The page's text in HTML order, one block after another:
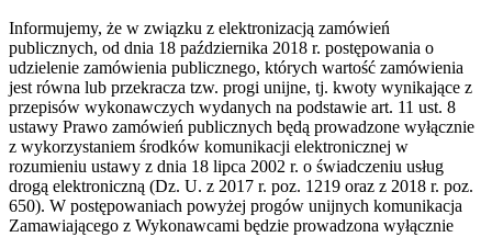
Informujemy, że w związku z elektronizacją zamówień
publicznych, od dnia 18 października 2018 r. postępowania o
udzielenie zamówienia publicznego, których wartość zamówienia
jest równa lub przekracza tzw. progi unijne, tj. kwoty wynikające z
przepisów wykonawczych wydanych na podstawie art. 11 ust. 8
ustawy Prawo zamówień publicznych będą prowadzone wyłącznie
z wykorzystaniem środków komunikacji elektronicznej w
rozumieniu ustawy z dnia 18 lipca 2002 r. o świadczeniu usług
drogą elektroniczną (Dz. U. z 2017 r. poz. 1219 oraz z 2018 r. poz.
650). W postępowaniach powyżej progów unijnych komunikacja
Zamawiającego z Wykonawcami będzie prowadzona wyłącznie